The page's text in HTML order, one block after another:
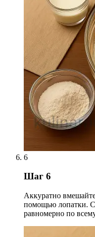
6
Шаг 6
Аккуратно
помощью лопатки.
равномерно по